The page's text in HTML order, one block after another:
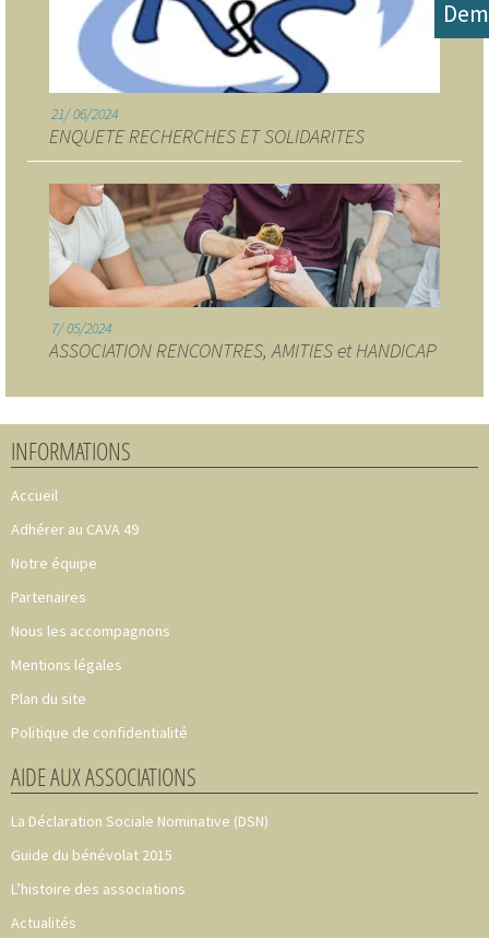
21 06/2024
ENQUETE RECHERCHES ET SOLIDARITES
7 05/2024
ASSOCIATION RENCONTRES, AMITIES et HANDICAP
INFORMATIONS
Accueil
Adhérer au CAVA 49
Notre équipe
Partenaires
Nous les accompagnons
Mentions légales
Plan du site
Politique de confidentialité
AIDE AUX ASSOCIATIONS
La Déclaration Sociale Nominative (DSN)
Guide du bénévolat 2015
L’histoire des associations
Actualités